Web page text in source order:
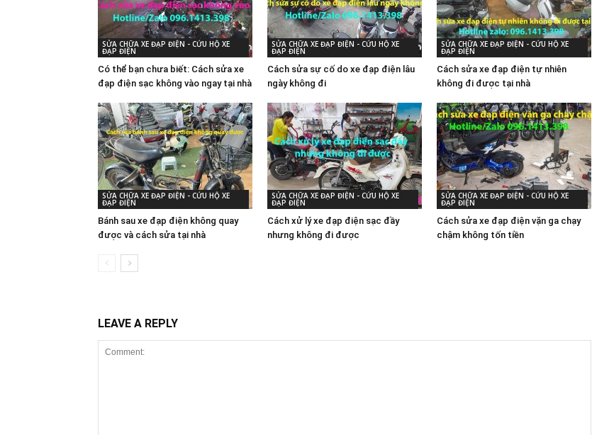
SỬA CHỮA XE ĐẠP ĐIỆN - CỨU HỘ XE
ĐẠP ĐIỆN
Có thể bạn chưa biết: Cách sửa xe
đạp điện sạc không vào ngay tại nhà
SỬA CHỮA XE ĐẠP ĐIỆN - CỨU HỘ XE
ĐẠP ĐIỆN
Cách sửa sự cố do xe đạp điện lâu
ngày không đi
SỬA CHỮA XE ĐẠP ĐIỆN - CỨU HỘ XE
ĐẠP ĐIỆN
Cách sửa xe đạp điện tự nhiên
không đi được tại nhà
SỬA CHỮA XE ĐẠP ĐIỆN - CỨU HỘ XE
ĐẠP ĐIỆN
Bánh sau xe đạp điện không quay
được và cách sửa tại nhà
SỬA CHỮA XE ĐẠP ĐIỆN - CỨU HỘ XE
ĐẠP ĐIỆN
Cách xử lý xe đạp điện sạc đầy
nhưng không đi được
SỬA CHỮA XE ĐẠP ĐIỆN - CỨU HỘ XE
ĐẠP ĐIỆN
Cách sửa xe đạp điện vặn ga chạy
chậm không tốn tiền
LEAVE A REPLY